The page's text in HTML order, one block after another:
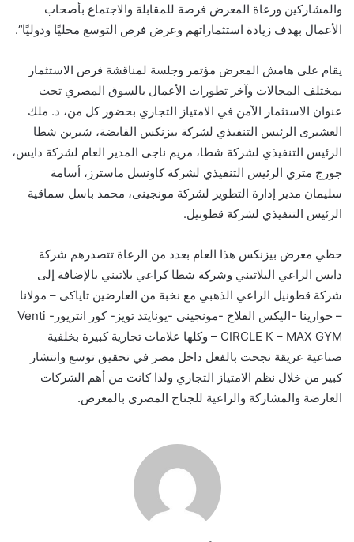
والمشاركين ورعاة المعرض فرصة للمقابلة والاجتماع بأصحاب
الأعمال بهدف زيادة استثماراتهم وعرض فرص التوسع محليًا ودوليًا”.
يقام على هامش المعرض مؤتمر وجلسة لمناقشة فرص الاستثمار
بمختلف المجالات وآخر تطورات الأعمال بالسوق المصري تحت
عنوان الاستثمار الآمن في الامتياز التجاري بحضور كل من، د. ملك
العشيرى الرئيس التنفيذي لشركة بيزنكس القابضة، شيرين شطا
الرئيس التنفيذي لشركة شطا، مريم ناجى المدير العام لشركة دايس،
جورج متري الرئيس التنفيذي لشركة كاونسل ماسترز، أسامة
سليمان مدير إدارة التطوير لشركة مونجينى، محمد باسل سماقية
الرئيس التنفيذي لشركة قطونيل.
حظي معرض بيزنكس هذا العام بعدد من الرعاة تتصدرهم شركة
دايس الراعي البلاتيني وشركة شطا كراعي بلاتيني بالإضافة إلى
شركة قطونيل الراعي الذهبي مع نخبة من العارضين تاياكى – مولانا
– حوارينا -اليكس الفلاح -مونجينى -يونايتد تويز- كور انتريور- Venti
– CIRCLE K – MAX GYM وكلها علامات تجارية كبيرة بخلفية
صناعية عريقة نجحت بالفعل داخل مصر في تحقيق توسع وانتشار
كبير من خلال نظم الامتياز التجاري ولذا كانت من أهم الشركات
العارضة والمشاركة والراعية للجناح المصري بالمعرض.